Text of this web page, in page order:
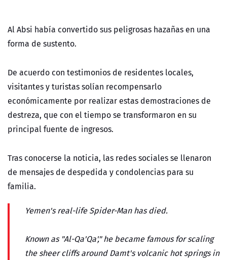
Al Absi había convertido sus peligrosas hazañas en una
forma de sustento.
De acuerdo con testimonios de residentes locales,
visitantes y turistas solían recompensarlo
económicamente por realizar estas demostraciones de
destreza, que con el tiempo se transformaron en su
principal fuente de ingresos.
Tras conocerse la noticia, las redes sociales se llenaron
de mensajes de despedida y condolencias para su
familia.
Yemen's real-life Spider-Man has died.
Known as "Al-Qa'Qa'," he became famous for scaling
the sheer cliffs around Damt's volcanic hot springs in